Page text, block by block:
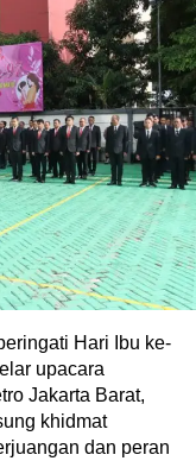
Hari Ibu ke-
upacara
Jakarta Barat,
khidmat
dan peran